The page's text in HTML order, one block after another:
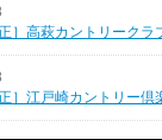
］高萩カントリークラ
］江戸崎カントリー倶